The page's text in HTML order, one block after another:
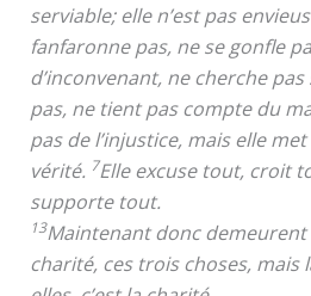
serviable; elle n’est pas
fanfaronne pas, ne se gonfle
d’inconvenant, ne cherche
pas, ne tient pas compte du
pas de l’injustice, mais elle
vérité. 7Elle excuse tout, croit
supporte tout.
13Maintenant donc demeurent
charité, ces trois choses, mais